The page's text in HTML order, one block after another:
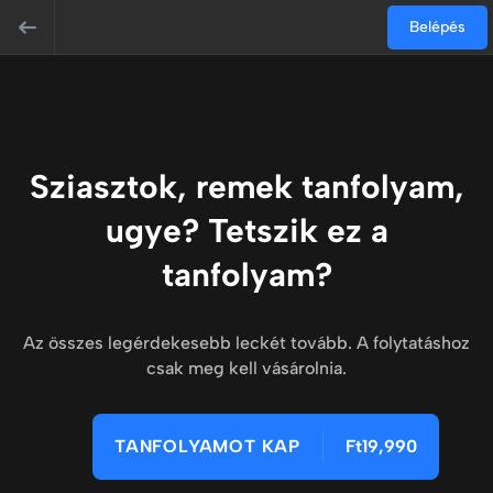
Belépés
Sziasztok, remek tanfolyam,
ugye? Tetszik ez a
tanfolyam?
Az összes legérdekesebb leckét tovább. A folytatáshoz
csak meg kell vásárolnia.
TANFOLYAMOT KAP Ft19,990